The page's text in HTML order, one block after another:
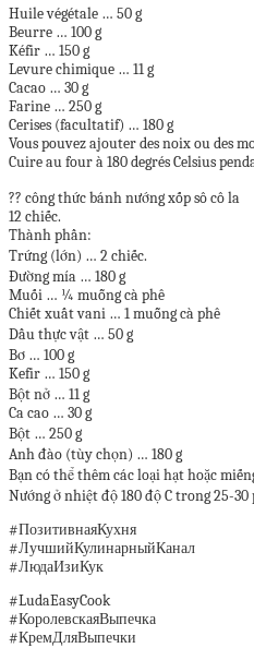
Huile végétale … 50 g
Beurre … 100 g
Kéfir … 150 g
Levure chimique … 11 g
Cacao … 30 g
Farine … 250 g
Cerises (facultatif) … 180 g
Vous pouvez ajouter des noix ou des
Cuire au four à 180 degrés Celsius
?? công thức bánh nướng xốp sô cô la
12 chiếc.
Thành phần:
Trứng (lớn) … 2 chiếc.
Đường mía … 180 g
Muối … ¼ muỗng cà phê
Chiết xuất vani … 1 muỗng cà phê
Dầu thực vật … 50 g
Bơ … 100 g
Kefir … 150 g
Bột nở … 11 g
Ca cao … 30 g
Bột … 250 g
Anh đào (tùy chọn) … 180 g
Bạn có thể thêm các loại hạt hoặc
Nướng ở nhiệt độ 180 độ C trong 25-30
#ПозитивнаяКухня
#ЛучшийКулинарныйКанал
#ЛюдаИзиКук
#LudaEasyCook
#КоролевскаяВыпечка
#КремДляВыпечки